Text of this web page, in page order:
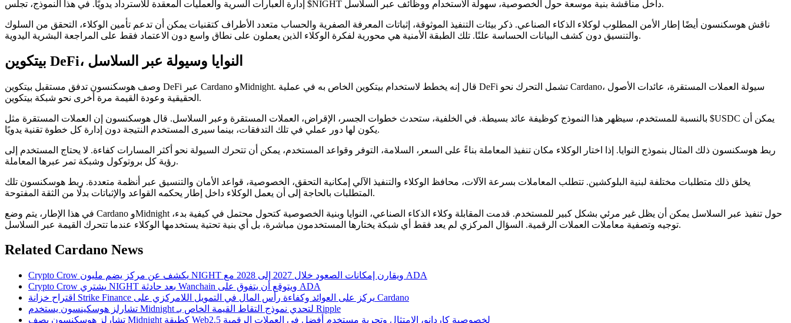
إدارة العبارات السرية والعمليات المعقدة للاسترداد يدويًا. في هذا النموذج، تجلس $NIGHT داخل مناقشة بنية موسعة حول الخصوصية، سهولة الاستخدام ووظائف عبر السلاسل.
ناقش هوسكنسون أيضًا إطار الأمن المطلوب لوكلاء الذكاء الصناعي. ذكر بيئات التنفيذ الموثوقة، إثباتات المعرفة الصفرية والحساب متعدد الأطراف كتقنيات يمكن أن تدعم تأمين الوكلاء، التحقق من السلوك
والتنسيق دون كشف البيانات الحساسة علنًا. تلك الطبقة الأمنية هي محورية لفكرة الوكلاء الذين يعملون على نطاق واسع دون الاعتماد فقط على المراجعة البشرية اليدوية.
بيتكوين DeFi، النوايا وسيولة عبر السلاسل
وصف هوسكنسون تدفق مستقبل بيتكوين DeFi عبر Cardano وMidnight. قال إنه يخطط لاستخدام بيتكوين الخاص به في عملية DeFi تشمل التحرك نحو Cardano، سيولة العملات المستقرة، عائدات الأصول
الحقيقية وعودة القيمة مرة أخرى نحو شبكة بيتكوين.
بالنسبة للمستخدم، سيظهر هذا النموذج كوظيفة عائد بسيطة. في الخلفية، ستحدث خطوات الجسر، الإقراض، العملات المستقرة وعبر السلاسل. قال هوسكنسون إن العملات المستقرة مثل $USDC يمكن أن
يكون لها دور عملي في تلك التدفقات، بينما سيرى المستخدم النتيجة دون إدارة كل خطوة تقنية يدويًا.
ربط هوسكنسون ذلك المثال بنموذج النوايا. إذا اختار الوكلاء مكان تنفيذ المعاملة بناءً على السعر، السلامة، التوفر وقواعد المستخدم، يمكن أن تتحرك السيولة نحو أكثر المسارات كفاءة. لا يحتاج المستخدم إلى
رؤية كل بروتوكول وشبكة تمر عبرها المعاملة.
يخلق ذلك متطلبات مختلفة لبنية البلوكشين. تتطلب المعاملات بسرعة الآلات، محافظ الوكلاء والتنفيذ الآلي إمكانية التحقق، الخصوصية، قواعد الأمان والتنسيق عبر أنظمة متعددة. ربط هوسكنسون تلك
المتطلبات بالحاجة إلى أن يعمل الوكلاء داخل إطار يحكمه القواعد والإثباتات بدلًا من الثقة المفتوحة.
في هذا الإطار، يتم وضع Cardano وMidnight حول تنفيذ عبر السلاسل يمكن أن يظل غير مرئي بشكل كبير للمستخدم. قدمت المقابلة وكلاء الذكاء الصناعي، النوايا وبنية الخصوصية كتحول محتمل في كيفية بدء،
توجيه وتصفية معاملات العملات الرقمية. السؤال المركزي لم يعد فقط أي شبكة يختارها المستخدمون مباشرة، بل أي بنية تحتية يستخدمها الوكلاء عندما تتحرك القيمة عبر السلاسل.
Related Cardano News
Crypto Crow يكشف عن مركز يضم مليون NIGHT ويقارن إمكانات الصعود خلال 2027 إلى 2028 مع ADA
Crypto Crow يشتري NIGHT بعد حادثة Wanchain ويتوقع أن يتفوق على ADA
اقتراح خزانة Strike Finance يركز على العوائد وكفاءة رأس المال في التمويل اللامركزي على Cardano
تشارلز هوسكينسون يستخدم Midnight لتحدي نموذج التقاط القيمة الخاص بـ Ripple
تشارلز هوسكنسون يصف Midnight كطبقة Web2.5 لخصوصية كاردانو، الامتثال وتجربة مستخدم أفضل في العملات الرقمية